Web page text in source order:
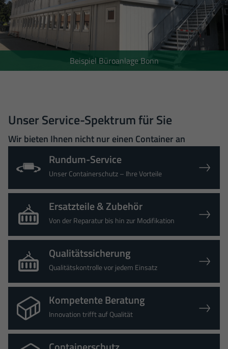
Beispiel Büroanlage Bonn
Unser Service-Spektrum für Sie
Wir bieten Ihnen nicht nur einen Container an
Rundum-Service
Unser Containerschutz – Ihre Vorteile
Ersatzteile & Zubehör
Von der Reparatur bis hin zur Modifikation
Qualitätssicherung
Qualitätskontrolle vor jedem Einsatz
Kompetente Beratung
Innovation trifft auf Qualität